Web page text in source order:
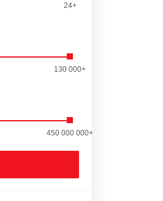
24+
130 000+
450 000 000+